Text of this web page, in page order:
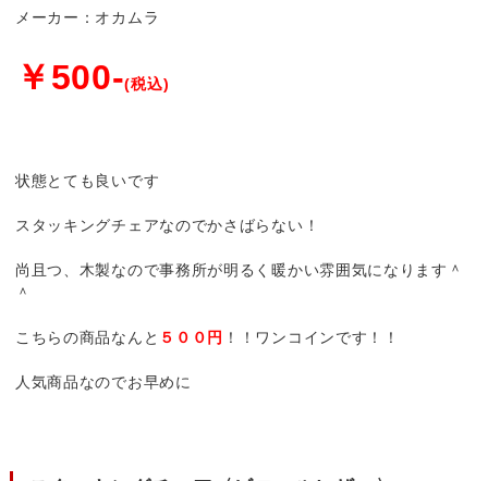
メーカー：オカムラ
￥500-(税込)
状態とても良いです
スタッキングチェアなのでかさばらない！
尚且つ、木製なので事務所が明るく暖かい雰囲気になります＾
＾
こちらの商品なんと ５００円 ！！ワンコインです！！
人気商品なのでお早めに